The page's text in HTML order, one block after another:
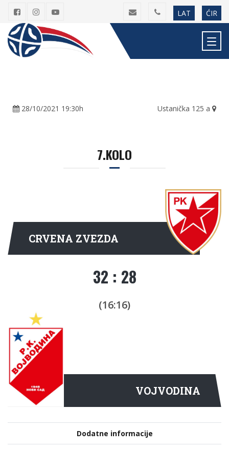
LAT ĆIR
28/10/2021 19:30h Ustanička 125 a
7.KOLO
CRVENA ZVEZDA
32 : 28
(16:16)
VOJVODINA
Dodatne informacije